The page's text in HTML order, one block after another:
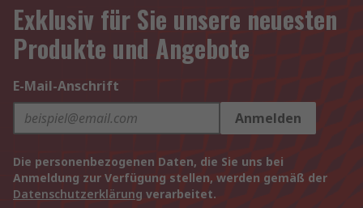
Exklusiv für Sie unsere neuesten
Produkte und Angebote
E-Mail-Anschrift
Anmelden
Die personenbezogenen Daten, die Sie uns bei
Anmeldung zur Verfügung stellen, werden gemäß der
Datenschutzerklärung verarbeitet.